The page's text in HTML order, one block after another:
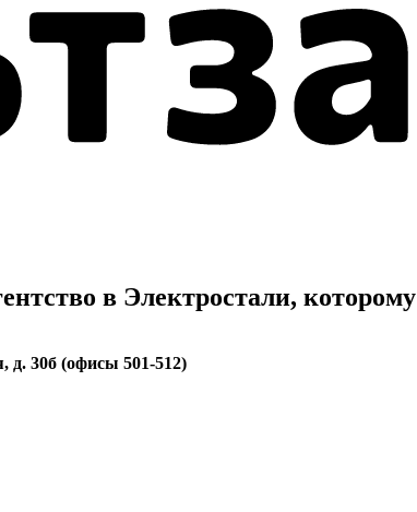
в Электростали, которому
д. 30б (офисы 501-512)